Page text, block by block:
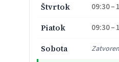
Štvrtok 09:30 –
Piatok 09:30 –
Sobota